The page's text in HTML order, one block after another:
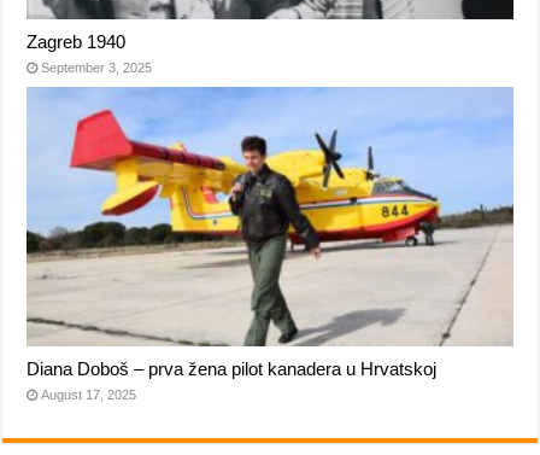
Zagreb 1940
September 3, 2025
Diana Doboš – prva žena pilot kanadera u Hrvatskoj
August 17, 2025